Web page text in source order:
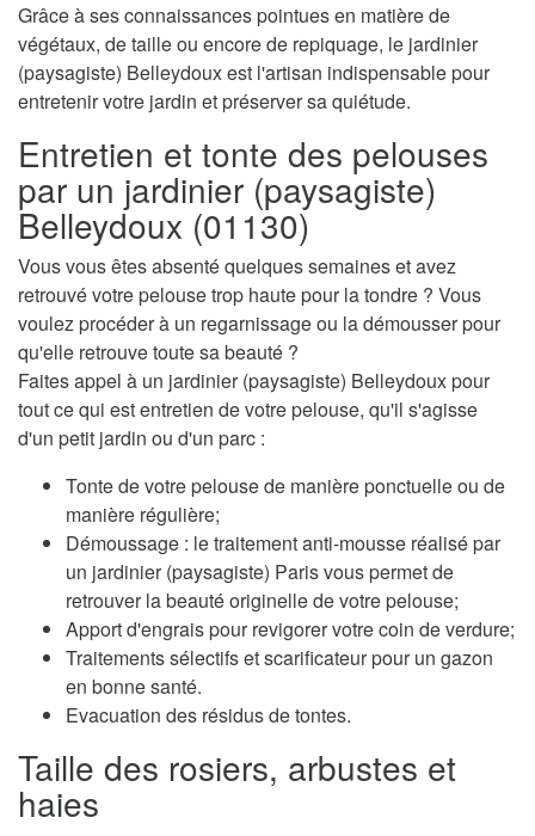
Grâce à ses connaissances pointues en matière de
végétaux, de taille ou encore de repiquage, le jardinier
(paysagiste) Belleydoux est l'artisan indispensable pour
entretenir votre jardin et préserver sa quiétude.
Entretien et tonte des pelouses
par un jardinier (paysagiste)
Belleydoux (01130)
Vous vous êtes absenté quelques semaines et avez
retrouvé votre pelouse trop haute pour la tondre ? Vous
voulez procéder à un regarnissage ou la démousser pour
qu'elle retrouve toute sa beauté ?
Faites appel à un jardinier (paysagiste) Belleydoux pour
tout ce qui est entretien de votre pelouse, qu'il s'agisse
d'un petit jardin ou d'un parc :
Tonte de votre pelouse de manière ponctuelle ou de
manière régulière;
Démoussage : le traitement anti-mousse réalisé par
un jardinier (paysagiste) Paris vous permet de
retrouver la beauté originelle de votre pelouse;
Apport d'engrais pour revigorer votre coin de verdure;
Traitements sélectifs et scarificateur pour un gazon
en bonne santé.
Evacuation des résidus de tontes.
Taille des rosiers, arbustes et
haies